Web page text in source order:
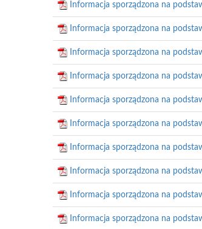
Informacja sporządzona na
Informacja sporządzona na
Informacja sporządzona na
Informacja sporządzona na
Informacja sporządzona na
Informacja sporządzona na
Informacja sporządzona na
Informacja sporządzona na
Informacja sporządzona na
Informacja sporządzona na